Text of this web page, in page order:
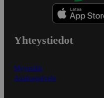
Yhteystiedot
Myymälät
Asiakaspalvelu